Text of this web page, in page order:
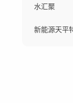
水汇聚
新能源天平